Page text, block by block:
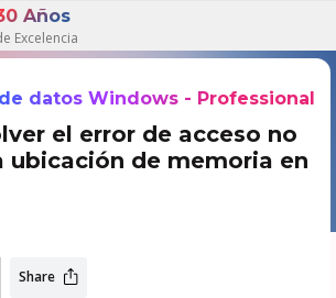
Años
Excelencia
datos Windows - Professional
el error de acceso no
ubicación de memoria en
Share